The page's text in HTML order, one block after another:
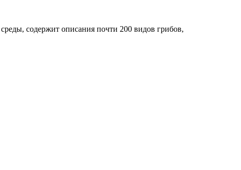
содержит описания почти 200 видов грибов,